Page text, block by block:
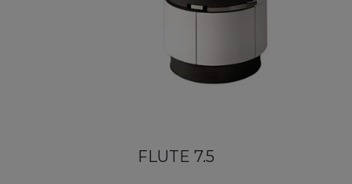
FLUTE 7.5